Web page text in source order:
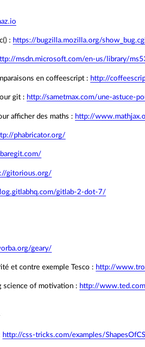
: https://bugzilla.mozilla.org/
msdn.microsoft.com/en-us/library/
en coffeescript : http://
git : http://sametmax.com/une-astuce-
afficher des maths : http://
phabricator.org/
gitorious.org/
gitlab-2-dot-7/
geary/
et contre exemple Tesco : http://
science of motivation : http://
http://css-tricks.com/examples/